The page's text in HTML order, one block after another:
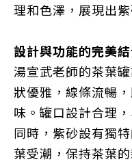
理和色澤，展現出
設計與功能的完美
湯宣武老師的茶葉
狀優雅，線條流暢
味。罐口設計合理
同時， 紫砂設有獨
葉受潮，保持茶葉